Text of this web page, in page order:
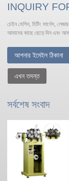
INQUIRY
চেইন মেশিন, হিটিং ফার্নেস,
আমাদের কাছে ছেড়ে দিন এবং
এখন তদন্ত
সর্বশেষ সংবাদ